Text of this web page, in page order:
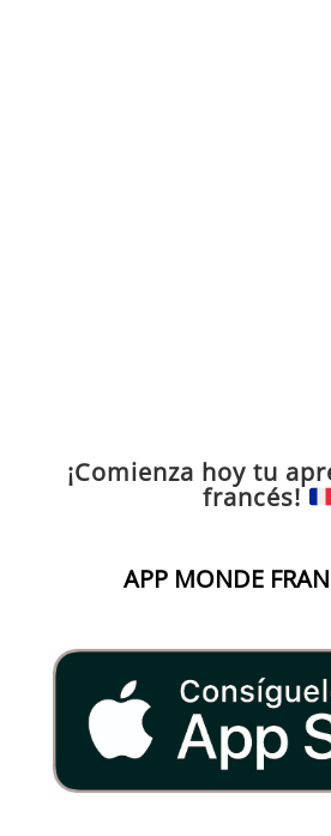
¡Comienza hoy tu
francés!
APP MONDE